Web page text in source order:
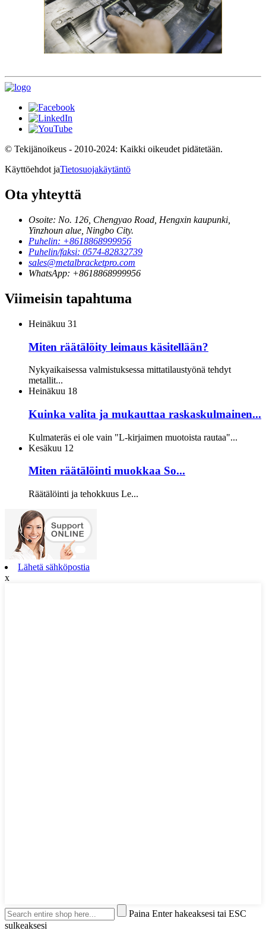
© Tekijänoikeus - 2010-2024: Kaikki oikeudet pidätetään.
Käyttöehdot jaTietosuojakäytäntö
Ota yhteyttä
Osoite: No. 126, Chengyao Road, Hengxin kaupunki,
Yinzhoun alue, Ningbo City.
Puhelin: +8618868999956
Puhelin/faksi: 0574-82832739
sales@metalbracketpro.com
WhatsApp: +8618868999956
Viimeisin tapahtuma
Heinäkuu 31
Miten räätälöity leimaus käsitellään?
Nykyaikaisessa valmistuksessa mittatilaustyönä tehdyt
metallit...
Heinäkuu 18
Kuinka valita ja mukauttaa raskaskulmainen...
Kulmateräs ei ole vain "L-kirjaimen muotoista rautaa"...
Kesäkuu 12
Miten räätälöinti muokkaa So...
Räätälöinti ja tehokkuus Le...
Lähetä sähköpostia
x
Paina Enter hakeaksesi tai ESC
sulkeaksesi